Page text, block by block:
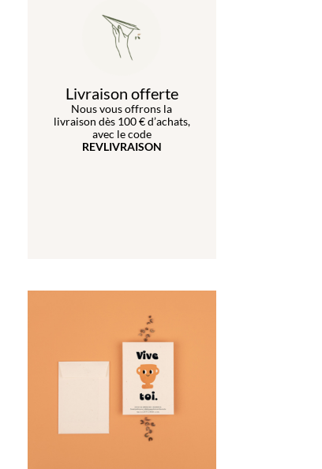
Livraison offerte
Nous vous offrons la
livraison dès 100 € d’achats,
avec le code
REVLIVRAISON